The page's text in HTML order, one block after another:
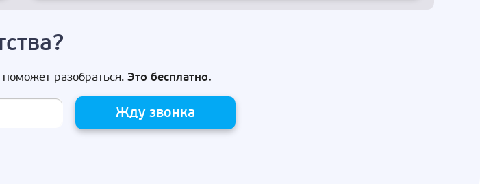
разобраться. Это бесплатно.
Жду звонка